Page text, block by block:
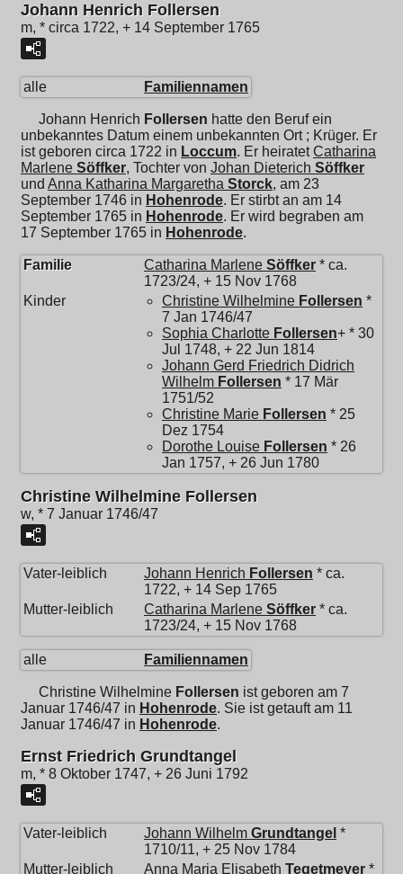
Johann Henrich Follersen
m, * circa 1722, + 14 September 1765
alle Familiennamen
Johann Henrich Follersen hatte den Beruf ein
unbekanntes Datum einem unbekannten Ort ; Krüger. Er
ist geboren circa 1722 in Loccum. Er heiratetCatharina
Marlene Söffker, Tochter von Johan Dieterich Söffker
und Anna Katharina Margaretha Storck, am 23
September 1746 in Hohenrode. Er stirbt an am 14
September 1765 in Hohenrode. Er wird begraben am
17 September 1765 in Hohenrode.
Familie Catharina Marlene Söffker * ca.
1723/24, + 15 Nov 1768
Kinder
Christine Wilhelmine Follersen *
7 Jan 1746/47
Sophia Charlotte Follersen+ * 30
Jul 1748, + 22 Jun 1814
Johann Gerd Friedrich Didrich
Wilhelm Follersen * 17 Mär
1751/52
Christine Marie Follersen * 25
Dez 1754
Dorothe Louise Follersen * 26
Jan 1757, + 26 Jun 1780
Christine Wilhelmine Follersen
w, * 7 Januar 1746/47
Vater-leiblich Johann Henrich Follersen * ca.
1722, + 14 Sep 1765
Mutter-leiblich
Catharina Marlene Söffker * ca.
1723/24, + 15 Nov 1768
alle Familiennamen
Christine Wilhelmine Follersen ist geboren am 7
Januar 1746/47 in Hohenrode. Sie ist getauft am 11
Januar 1746/47 in Hohenrode.
Ernst Friedrich Grundtangel
m, * 8 Oktober 1747, + 26 Juni 1792
Vater-leiblich Johann Wilhelm Grundtangel *
1710/11, + 25 Nov 1784
Mutter-leiblich
Anna Maria Elisabeth Tegetmeyer *